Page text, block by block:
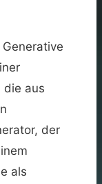
die aus
der
als